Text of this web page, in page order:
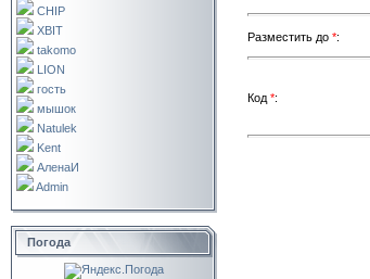
CHIP
XBIT
takomo
LION
гость
мышок
Natulek
Kent
АленаИ
Admin
Погода
Разместить до *:
Код *: